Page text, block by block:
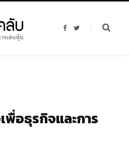
F
T
พื่อธุรกิจและการ